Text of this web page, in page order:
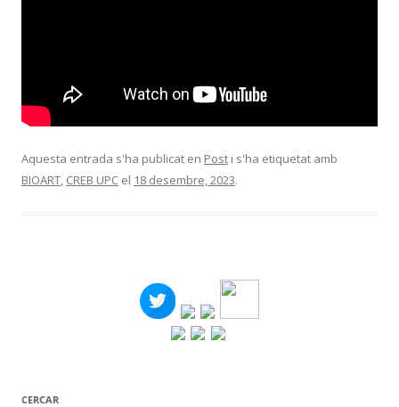
Aquesta entrada s'ha publicat en Post i s'ha etiquetat amb
BIOART, CREB UPC el 18 desembre, 2023.
CERCAR